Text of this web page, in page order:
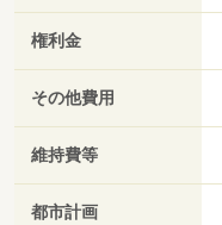
権利金
その他費用
維持費等
都市計画